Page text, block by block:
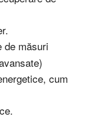
de măsuri
cum